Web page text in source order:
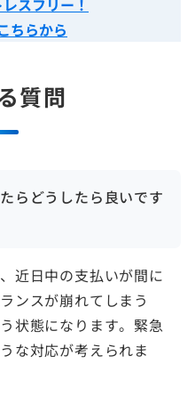
ちらから
質問
らどうしたら良いです
近日中の支払いが間に
ンスが崩れてしまう
状態になります。緊急
な対応が考えられま